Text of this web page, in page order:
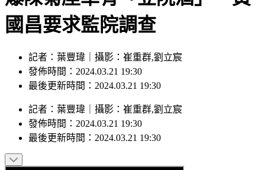
爆陳菊座車有「立院酒」 黃
國昌要求監院調查
記者：葉豐瑋｜攝影：崔重群,劉立宸
發佈時間：2024.03.21 19:30
記者：葉豐瑋｜攝影：崔重群,劉立宸
發佈時間：2024.03.21 19:30